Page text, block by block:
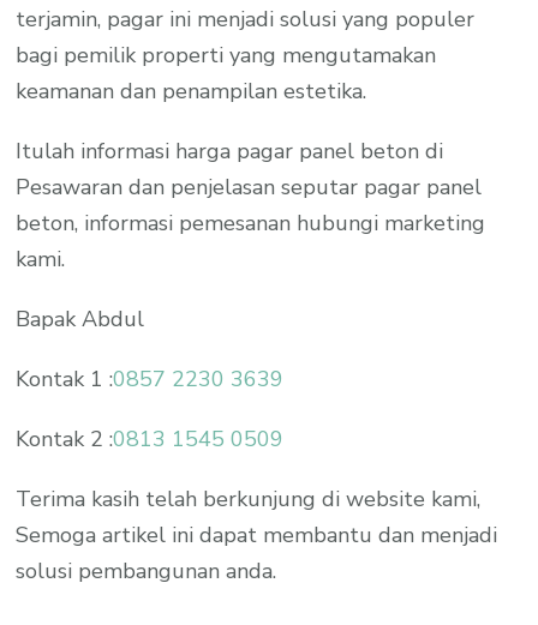
terjamin, pagar ini menjadi solusi yang populer
bagi pemilik properti yang mengutamakan
keamanan dan penampilan estetika.
Itulah informasi harga pagar panel beton di
Pesawaran dan penjelasan seputar pagar panel
beton, informasi pemesanan hubungi marketing
kami.
Bapak Abdul
Kontak 1 :0857 2230 3639
Kontak 2 :0813 1545 0509
Terima kasih telah berkunjung di website kami,
Semoga artikel ini dapat membantu dan menjadi
solusi pembangunan anda.